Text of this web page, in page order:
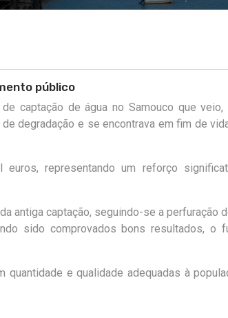
público
captação de água no Samouco que veio,
degradação e se encontrava em fim de
representando um reforço
antiga captação, seguindo-se a perfuração
sido comprovados bons resultados, o
quantidade e qualidade adequadas à